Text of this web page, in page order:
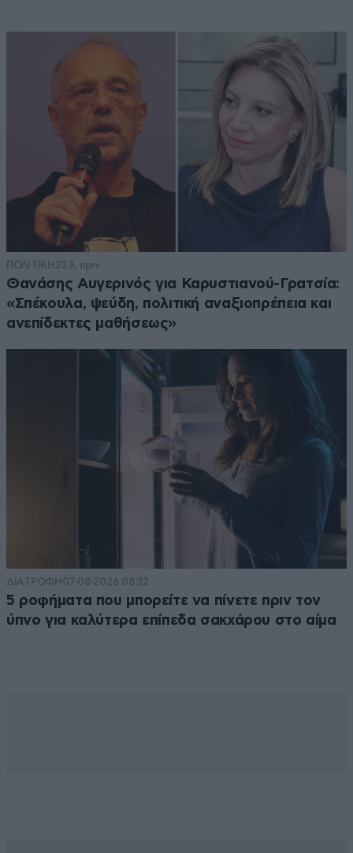
ΠΟΛΙΤΙΚΗ 23 λ. πριν
Θανάσης Αυγερινός για Καρυστιανού-Γρατσία:
«Σπέκουλα, ψεύδη, πολιτική αναξιοπρέπεια και
ανεπίδεκτες μαθήσεως»
ΔΙΑΤΡΟΦΗ 07·08·2026 08:32
5 ροφήματα που μπορείτε να πίνετε πριν τον
ύπνο για καλύτερα επίπεδα σακχάρου στο αίμα